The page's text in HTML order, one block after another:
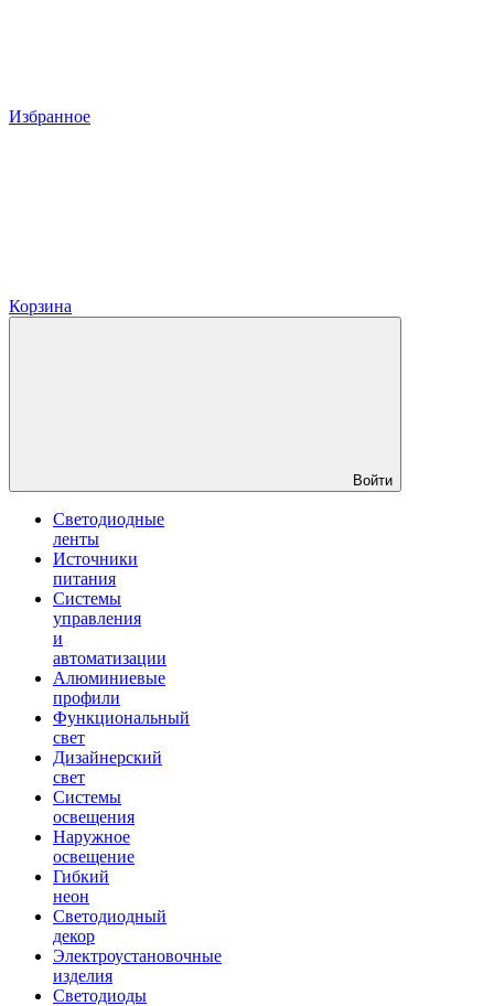
Избранное
Корзина
Войти
Светодиодные
ленты
Источники
питания
Системы
управления
и
автоматизации
Алюминиевые
профили
Функциональный
свет
Дизайнерский
свет
Системы
освещения
Наружное
освещение
Гибкий
неон
Светодиодный
декор
Электроустановочные
изделия
Светодиоды